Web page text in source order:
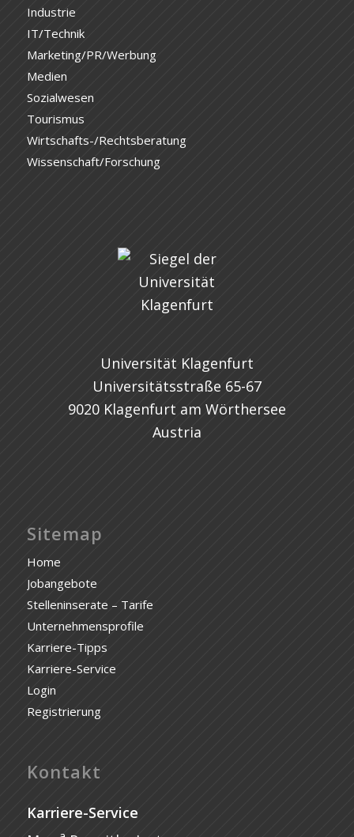
Industrie
IT/Technik
Marketing/PR/Werbung
Medien
Sozialwesen
Tourismus
Wirtschafts-/Rechtsberatung
Wissenschaft/Forschung
Universität Klagenfurt
Universitätsstraße 65-67
9020 Klagenfurt am Wörthersee
Austria
Sitemap
Home
Jobangebote
Stelleninserate – Tarife
Unternehmensprofile
Karriere-Tipps
Karriere-Service
Login
Registrierung
Kontakt
Karriere-Service